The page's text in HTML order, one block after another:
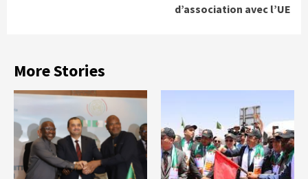
d’association avec l’UE
More Stories